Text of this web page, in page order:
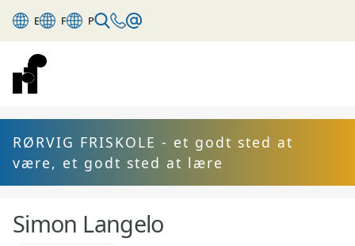
E F P
RØRVIG FRISKOLE - et godt sted at
være, et godt sted at lære
Simon Langelo